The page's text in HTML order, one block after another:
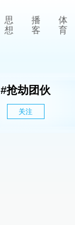
思
想
播
客
体
育
#抢劫团伙
关注